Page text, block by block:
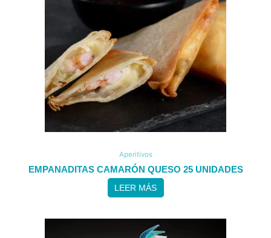
Aperitivos
EMPANADITAS CAMARÓN QUESO 25 UNIDADES
LEER MÁS